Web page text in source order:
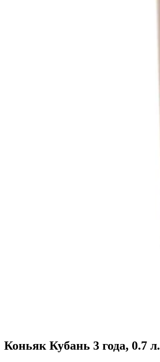
Коньяк Кубань 3 года, 0.7 л.